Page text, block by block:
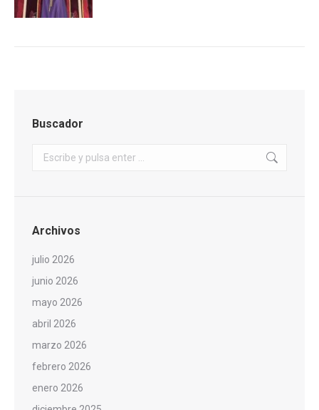
Buscador
Buscar:
Archivos
julio 2026
junio 2026
mayo 2026
abril 2026
marzo 2026
febrero 2026
enero 2026